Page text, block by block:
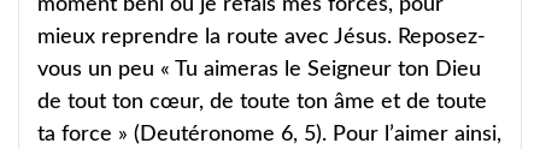
moment béni où je refais mes forces, pour
mieux reprendre la route avec Jésus. Reposez-
vous un peu « Tu aimeras le Seigneur ton Dieu
de tout ton cœur, de toute ton âme et de toute
ta force » (Deutéronome 6, 5). Pour l’aimer ainsi,